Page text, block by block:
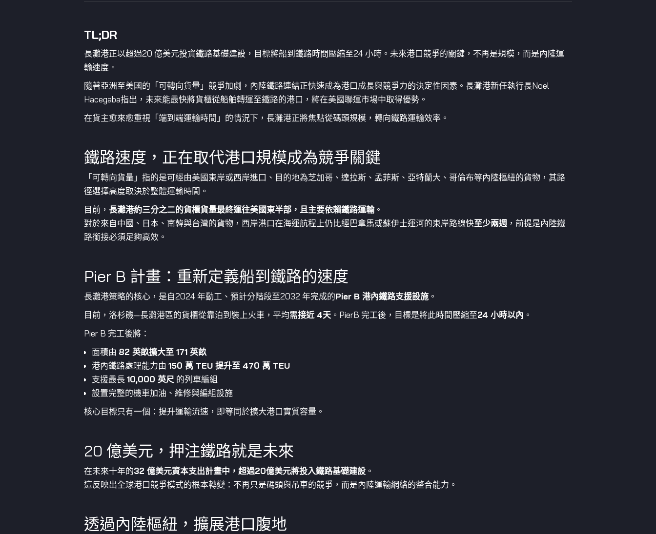
TL;DR
長灘港正以超過20 億美元投資鐵路基礎建設，目標將船到鐵路時間壓縮至24 小時。未來港口競爭的關鍵，不再是規模，而是內陸運
輸速度。
隨著亞洲至美國的「可轉向貨量」競爭加劇，內陸鐵路連結正快速成為港口成長與競爭力的決定性因素。長灘港新任執行長Noel
Hacegaba指出，未來能最快將貨櫃從船舶轉運至鐵路的港口，將在美國聯運市場中取得優勢。
在貨主愈來愈重視「端到端運輸時間」的情況下，長灘港正將焦點從碼頭規模，轉向鐵路運輸效率。
鐵路速度，正在取代港口規模成為競爭關鍵
「可轉向貨量」指的是可經由美國東岸或西岸進口、目的地為芝加哥、達拉斯、孟菲斯、亞特蘭大、哥倫布等內陸樞紐的貨物，其路
徑選擇高度取決於整體運輸時間。
目前， 長灘港約三分之二的貨櫃貨量最終運往美國東半部，且主要依賴鐵路運輸。
對於來自中國、日本、南韓與台灣的貨物，西岸港口在海運航程上仍比經巴拿馬或蘇伊士運河的東岸路線快至少兩週 ，前提是內陸鐵
路銜接必須足夠高效。
Pier B 計畫：重新定義船到鐵路的速度
長灘港策略的核心，是自2024 年動工、預計分階段至2032 年完成的Pier B 港內鐵路支援設施 。
目前，洛杉磯—長灘港區的貨櫃從靠泊到裝上火車，平均需接近 4天 。PierB 完工後，目標是將此時間壓縮至24 小時以內 。
Pier B 完工後將：
面積由 82 英畝擴大至 171 英畝
港內鐵路處理能力由 150 萬 TEU 提升至 470 萬 TEU
支援最長 10,000 英尺 的列車編組
設置完整的機車加油、維修與編組設施
核心目標只有一個：提升運輸流速，即等同於擴大港口實質容量。
20 億美元，押注鐵路就是未來
在未來十年的32 億美元資本支出計畫中，超過20億美元將投入鐵路基礎建設 。
這反映出全球港口競爭模式的根本轉變：不再只是碼頭與吊車的競爭，而是內陸運輸網絡的整合能力。
透過內陸樞紐，擴展港口腹地